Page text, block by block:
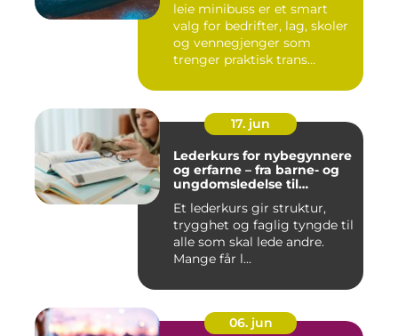
leie minibuss er et smart
valg for bedrifter, lag, skoler
og vennegjenger som
trenger praktisk trans...
17. jun
Lederkurs for nybegynnere
og erfarne – fra barne- og
ungdomsledelse til
Et lederkurs gir struktur,
trygghet og faglig tyngde til
alle som skal lede andre.
Mange får l...
06. jun